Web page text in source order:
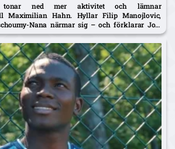
tonar ned mer aktivitet och lämnar
Maximilian Hahn. Hyllar Filip Manojlovic,
Nana närmar sig – och förklarar Joel
han är borta "av en anledning".